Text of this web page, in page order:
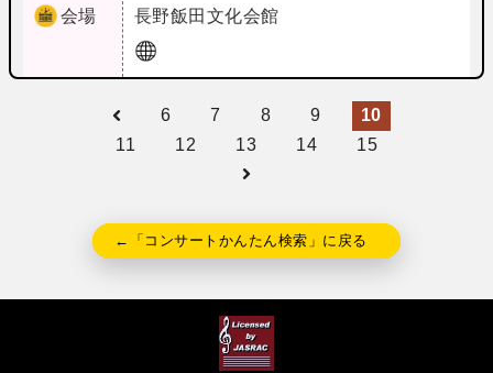
会場 長野飯田文化会館
6 7 8 9
10
11
12 13 14 15
←「コンサートかんたん検索」に戻る